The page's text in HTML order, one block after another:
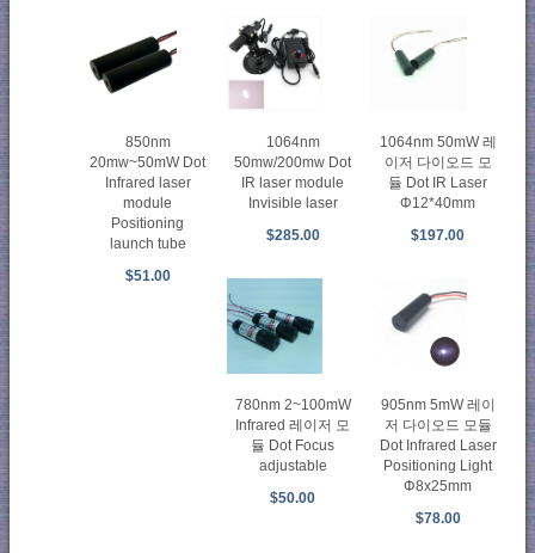
850nm
20mw~50mW Dot
Infrared laser
module
Positioning
launch tube
$51.00
1064nm
50mw/200mw Dot
IR laser module
Invisible laser
$285.00
1064nm 50mW 레
이저 다이오드 모
듈 Dot IR Laser
Φ12*40mm
$197.00
780nm 2~100mW
Infrared 레이저 모
듈 Dot Focus
adjustable
$50.00
905nm 5mW 레이
저 다이오드 모듈
Dot Infrared Laser
Positioning Light
Φ8x25mm
$78.00